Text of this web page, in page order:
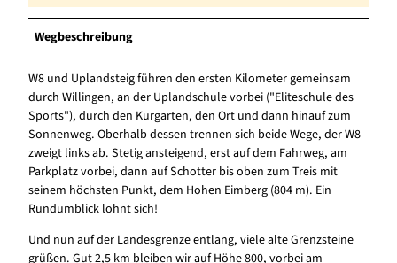
Wegbeschreibung
W8 und Uplandsteig führen den ersten Kilometer gemeinsam
durch Willingen, an der Uplandschule vorbei ("Eliteschule des
Sports"), durch den Kurgarten, den Ort und dann hinauf zum
Sonnenweg. Oberhalb dessen trennen sich beide Wege, der W8
zweigt links ab. Stetig ansteigend, erst auf dem Fahrweg, am
Parkplatz vorbei, dann auf Schotter bis oben zum Treis mit
seinem höchsten Punkt, dem Hohen Eimberg (804 m). Ein
Rundumblick lohnt sich!
Und nun auf der Landesgrenze entlang, viele alte Grenzsteine
grüßen. Gut 2,5 km bleiben wir auf Höhe 800, vorbei am